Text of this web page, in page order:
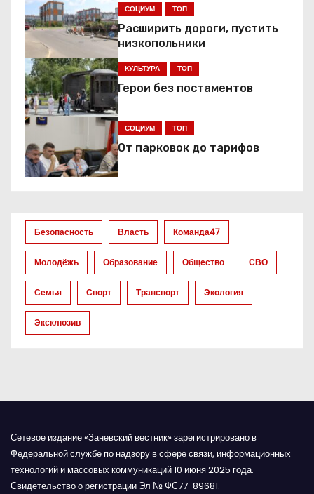
г
а
ц
и
я
п
з
а
п
и
с
м
СОЦИУМ ТОП
Расширить дороги, пустить
низкопольники
КУЛЬТУРА ТОП
Герои без постаментов
СОЦИУМ ТОП
От парковок до тарифов
Безопасность Власть Команда47
Молодёжь Образование Общество СВО
Семья Спорт Транспорт Экология
Эксклюзив
Сетевое издание «Заневский вестник» зарегистрировано в
Федеральной службе по надзору в сфере связи, информационных
технологий и массовых коммуникаций 10 июня 2025 года.
Свидетельство о регистрации Эл № ФС77-89681.